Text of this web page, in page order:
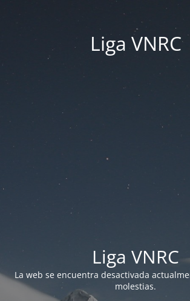
Liga VNRC
Liga VNRC
La web se encuentra desactivada
molestias.